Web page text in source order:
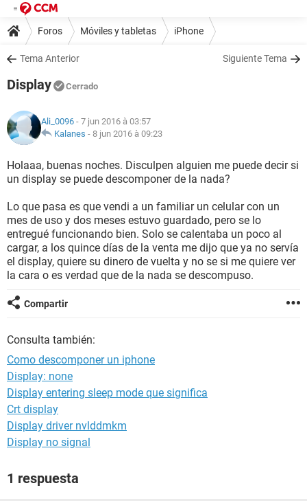
Foros Móviles y tabletas iPhone
Tema Anterior Siguiente Tema
Display Cerrado
Ali_0096 - 7 jun 2016 à 03:57
Kalanes - 8 jun 2016 à 09:23
Holaaa, buenas noches. Disculpen alguien me puede decir si
un display se puede descomponer de la nada?
Lo que pasa es que vendi a un familiar un celular con un
mes de uso y dos meses estuvo guardado, pero se lo
entregué funcionando bien. Solo se calentaba un poco al
cargar, a los quince días de la venta me dijo que ya no servía
el display, quiere su dinero de vuelta y no se si me quiere ver
la cara o es verdad que de la nada se descompuso.
Compartir
Consulta también:
Como descomponer un iphone
Display: none
Display entering sleep mode que significa
Crt display
Display driver nvlddmkm
Display no signal
1 respuesta